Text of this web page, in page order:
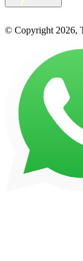
© Copyright 2026,